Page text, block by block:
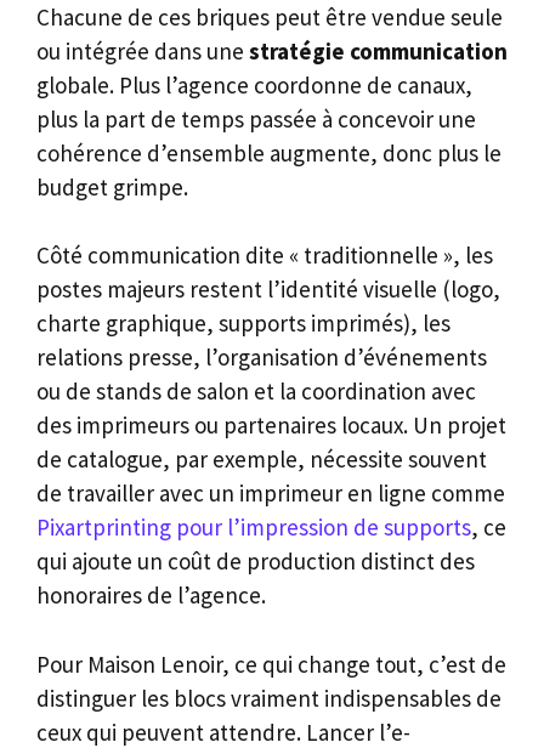
Chacune de ces briques peut être vendue seule
ou intégrée dans une stratégie communication
globale. Plus l’agence coordonne de canaux,
plus la part de temps passée à concevoir une
cohérence d’ensemble augmente, donc plus le
budget grimpe.
Côté communication dite « traditionnelle », les
postes majeurs restent l’identité visuelle (logo,
charte graphique, supports imprimés), les
relations presse, l’organisation d’événements
ou de stands de salon et la coordination avec
des imprimeurs ou partenaires locaux. Un projet
de catalogue, par exemple, nécessite souvent
de travailler avec un imprimeur en ligne comme
Pixartprinting pour l’impression de supports, ce
qui ajoute un coût de production distinct des
honoraires de l’agence.
Pour Maison Lenoir, ce qui change tout, c’est de
distinguer les blocs vraiment indispensables de
ceux qui peuvent attendre. Lancer l’e-